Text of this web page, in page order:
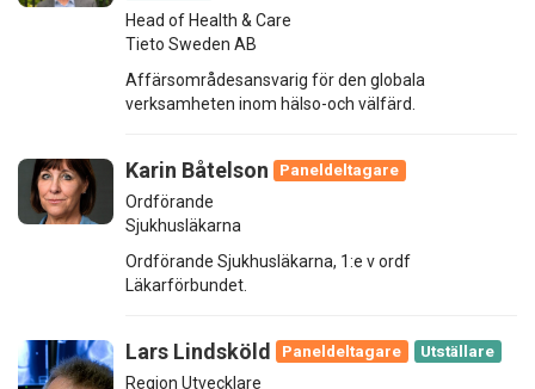
Head of Health & Care
Tieto Sweden AB
Affärsområdesansvarig för den globala
verksamheten inom hälso-och välfärd.
Karin Båtelson
Paneldeltagare
Ordförande
Sjukhusläkarna
Ordförande Sjukhusläkarna, 1:e v ordf
Läkarförbundet.
Lars Lindsköld Paneldeltagare
Utställare
Region Utvecklare